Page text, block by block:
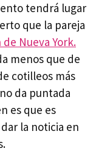
tendrá lugar
que la pareja
Nueva York.
menos que de
cotilleos más
da puntada
es que es
la noticia en